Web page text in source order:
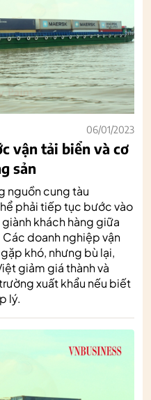
06/01/2023
vận tải biển và cơ
sản
nguồn cung tàu
phải tiếp tục bước vào
khách hàng giữa
doanh nghiệp vận
khó, nhưng bù lại,
giảm giá thành và
xuất khẩu nếu biết
lý.